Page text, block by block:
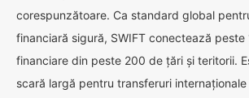
corespunzătoare. Ca standard global
financiară sigură, SWIFT conectează
financiare din peste 200 de țări și teritorii.
scară largă pentru transferuri